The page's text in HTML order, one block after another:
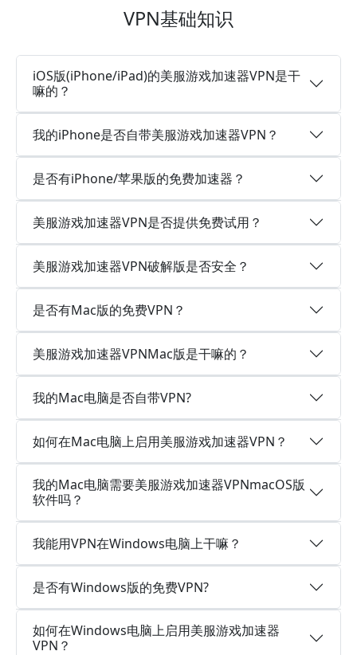
VPN基础知识
iOS版(iPhone/iPad)的美服游戏加速器VPN是干
嘛的？
我的iPhone是否自带美服游戏加速器VPN？
是否有iPhone/苹果版的免费加速器？
美服游戏加速器VPN是否提供免费试用？
美服游戏加速器VPN破解版是否安全？
是否有Mac版的免费VPN？
美服游戏加速器VPNMac版是干嘛的？
我的Mac电脑是否自带VPN?
如何在Mac电脑上启用美服游戏加速器VPN？
我的Mac电脑需要美服游戏加速器VPNmacOS版
软件吗？
我能用VPN在Windows电脑上干嘛？
是否有Windows版的免费VPN?
如何在Windows电脑上启用美服游戏加速器
VPN？